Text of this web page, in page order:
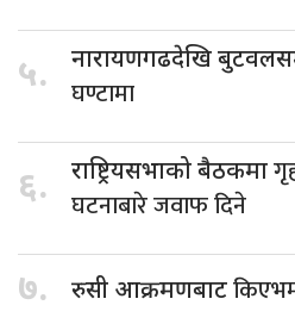
५. नारायणगढदेखि
घण्टामा
६. राष्ट्रियसभाको बैठकमा
घटनाबारे जवाफ दिने
७. रुसी आक्रमणबाट